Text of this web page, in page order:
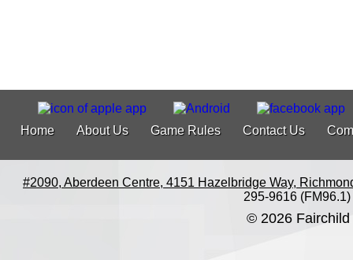
Home About Us Game Rules Contact Us
#2090, Aberdeen Centre, 4151 Hazelbridge Way,
295-9616 (FM96.1)
© 2026 Fairchild